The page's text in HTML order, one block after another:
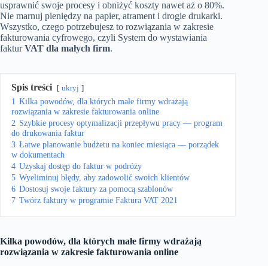
usprawnić swoje procesy i obniżyć koszty nawet aż o 80%.
Nie marnuj pieniędzy na papier, atrament i drogie drukarki.
Wszystko, czego potrzebujesz to rozwiązania w zakresie
fakturowania cyfrowego, czyli System do wystawiania
fakturVAT dla małych firm.
Spis treści ukryj
1 Kilka powodów, dla których małe firmy wdrażają
rozwiązania w zakresie fakturowania online
2 Szybkie procesy optymalizacji przepływu pracy — program
do drukowania faktur
3 Łatwe planowanie budżetu na koniec miesiąca — porządek
w dokumentach
4 Uzyskaj dostęp do faktur w podróży
5 Wyeliminuj błędy, aby zadowolić swoich klientów
6 Dostosuj swoje faktury za pomocą szablonów
7 Twórz faktury w programie Faktura VAT 2021
Kilka powodów, dla których małe firmy wdrażają
rozwiązania w zakresie fakturowania online